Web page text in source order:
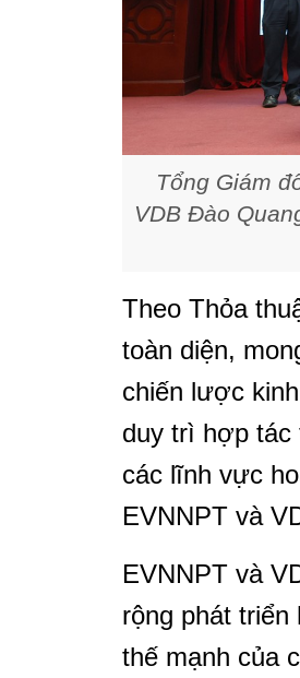
Tổng Giám
VDB Đào
Theo Thỏa
toàn diện,
chiến lược
duy trì hợp tác
các lĩnh vực
EVNNPT và
EVNNPT và
rộng phát triển
thế mạnh của